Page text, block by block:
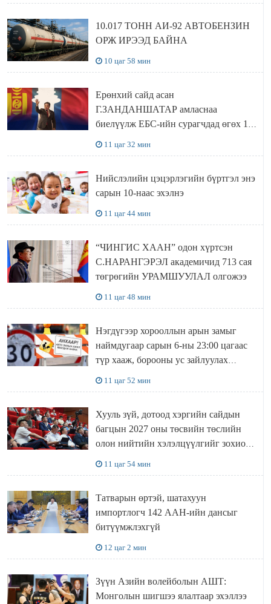
10.017 ТОНН АИ-92 АВТОБЕНЗИН
ОРЖ ИРЭЭД БАЙНА
10 цаг 58 мин
Ерөнхий сайд асан
Г.ЗАНДАНШАТАР амласнаа
биелүүлж ЕБС-ийн сурагчдад өгөх 10.
11 цаг 32 мин
Нийслэлийн цэцэрлэгийн бүртгэл энэ
сарын 10-наас эхэлнэ
11 цаг 44 мин
“ЧИНГИС ХААН” одон хүртсэн
С.НАРАНГЭРЭЛ академичид 713 сая
төгрөгийн УРАМШУУЛАЛ олгожээ
11 цаг 48 мин
Нэгдүгээр хорооллын арын замыг
наймдугаар сарын 6-ны 23:00 цагаас
түр хааж, борооны ус зайлуулах
11 цаг 52 мин
Хууль зүй, дотоод хэргийн сайдын
багцын 2027 оны төсвийн төслийн
олон нийтийн хэлэлцүүлгийг зохион
11 цаг 54 мин
Татварын өртэй, шатахуун
импортлогч 142 ААН-ийн дансыг
битүүмжлэхгүй
12 цаг 2 мин
Зүүн Азийн волейболын АШТ:
Монголын шигшээ ялалтаар эхэллээ